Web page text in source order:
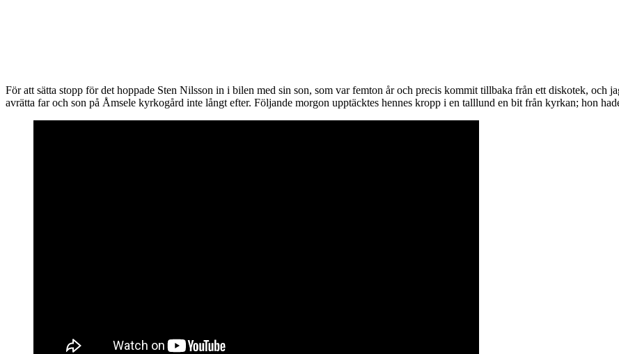
För att sätta stopp för det hoppade Sten Nilsson in i bilen med sin son, som var femton år och precis kommit tillbaka från ett diskotek, och
avrätta far och son på Åmsele kyrkogård inte långt efter. Följande morgon upptäcktes hennes kropp i en talllund en bit från kyrkan; hon